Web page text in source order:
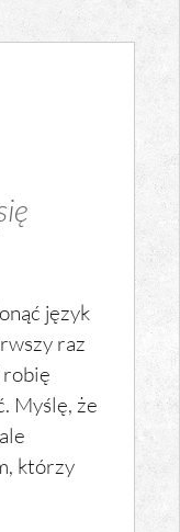
język
raz
robię
Myślę, że
którzy